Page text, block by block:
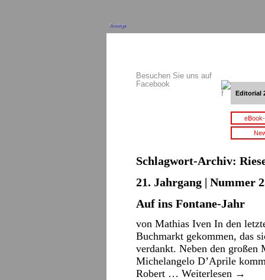
Anzeige
Besuchen Sie uns auf
Facebook
Editorial
Schlagwort-Archiv:
21. Jahrgang | Nummer
Auf ins Fontane-Jahr
von Mathias Iven In den
Buchmarkt gekommen, das
verdankt. Neben den großen
Michelangelo D’Aprile
Robert … Weiterlesen →